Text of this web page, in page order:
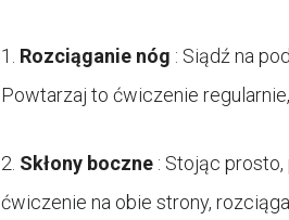
1. Rozciąganie nóg : Siądź na
Powtarzaj to ćwiczenie
2. Skłony boczne : Stojąc
ćwiczenie na obie strony,